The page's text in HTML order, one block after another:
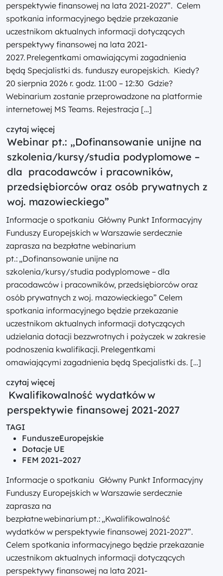
perspektywie finansowej na lata 2021-2027”. Celem
spotkania informacyjnego będzie przekazanie
uczestnikom aktualnych informacji dotyczących
perspektywy finansowej na lata 2021-
2027. Prelegentkami omawiającymi zagadnienia
będą Specjalistki ds. funduszy europejskich. Kiedy?
20 sierpnia 2026 r. godz. 11:00 – 12:30 Gdzie?
Webinarium zostanie przeprowadzone na platformie
internetowej MS Teams. Rejestracja […]
czytaj więcej
Webinar pt.: „Dofinansowanie unijne na
szkolenia/kursy/studia podyplomowe –
dla pracodawców i pracowników,
przedsiębiorców oraz osób prywatnych z
woj. mazowieckiego”
Informacje o spotkaniu Główny Punkt Informacyjny
Funduszy Europejskich w Warszawie serdecznie
zaprasza na bezpłatne webinarium
pt.: „Dofinansowanie unijne na
szkolenia/kursy/studia podyplomowe – dla
pracodawców i pracowników, przedsiębiorców oraz
osób prywatnych z woj. mazowieckiego” Celem
spotkania informacyjnego będzie przekazanie
uczestnikom aktualnych informacji dotyczących
udzielania dotacji bezzwrotnych i pożyczek w zakresie
podnoszenia kwalifikacji. Prelegentkami
omawiającymi zagadnienia będą Specjalistki ds. […]
czytaj więcej
Kwalifikowalność wydatków w
perspektywie finansowej 2021-2027
TAGI
FunduszeEuropejskie
Dotacje UE
FEM 2021–2027
Informacje o spotkaniu Główny Punkt Informacyjny
Funduszy Europejskich w Warszawie serdecznie
zaprasza na
bezpłatne webinarium pt.: „Kwalifikowalność
wydatków w perspektywie finansowej 2021-2027”.
Celem spotkania informacyjnego będzie przekazanie
uczestnikom aktualnych informacji dotyczących
perspektywy finansowej na lata 2021-